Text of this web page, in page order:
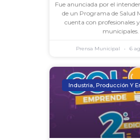
Fue anunciada por el
de un Programa de Salud
cuenta con profesionales
municipales.
Prensa Municipal 6
Industria, Producción Y